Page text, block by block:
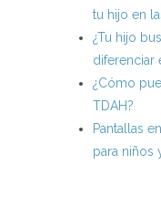
tu hijo en
¿Tu hijo
diferenciar
¿Cómo
TDAH?
Pantallas
para niños